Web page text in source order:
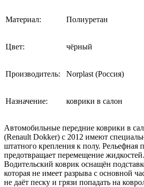
Материал: Полиуретан
Цвет: чёрный
Производитель: Norplast (Россия)
Назначение: коврики в салон
Автомобильные передние коврики в
(Renault Dokker) с 2012 имеют
штатного крепления к полу. Рельефная
предотвращает перемещение
Водительский коврик оснащён
которая не имеет разрыва с основной
не даёт песку и грязи попадать на